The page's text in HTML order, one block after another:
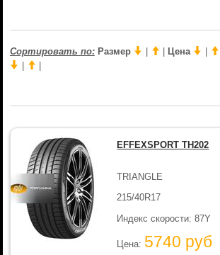
Сортировать по: Размер Цена
EFFEXSPORT TH202
TRIANGLE
215/40R17
Индекс скорости: 87Y
Цена: 5740 руб